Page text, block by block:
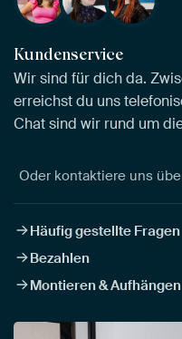
Kundenservice
Wir sind für dich da.
erreichst du uns
Chat sind wir rund um
Oder kontaktiere uns
Häufig gestellte Fragen
Bezahlen
Montieren & Aufhängen